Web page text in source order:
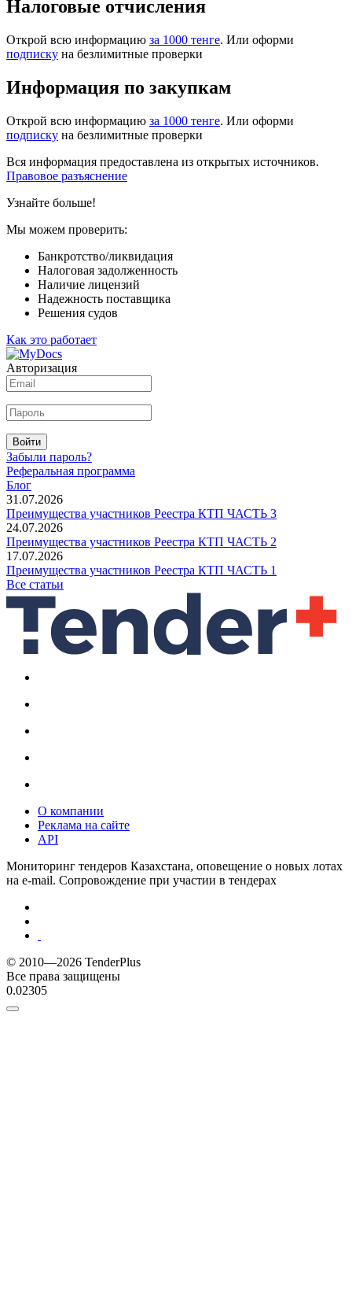
Налоговые отчисления
Открой всю информацию за 1000 тенге. Или оформи
подписку на безлимитные проверки
Информация по закупкам
Открой всю информацию за 1000 тенге. Или оформи
подписку на безлимитные проверки
Вся информация предоставлена из открытых источников.
Правовое разъяснение
Узнайте больше!
Мы можем проверить:
Банкротство/ликвидация
Налоговая задолженность
Наличие лицензий
Надежность поставщика
Решения судов
Как это работает
Авторизация
Войти
Забыли пароль?
Реферальная программа
Блог
31.07.2026
Преимущества участников Реестра КТП ЧАСТЬ 3
24.07.2026
Преимущества участников Реестра КТП ЧАСТЬ 2
17.07.2026
Преимущества участников Реестра КТП ЧАСТЬ 1
Все статьи
О компании
Реклама на сайте
API
Мониторинг тендеров Казахстана, оповещение о новых лотах
на e-mail. Сопровождение при участии в тендерах
© 2010—2026 TenderPlus
Все права защищены
0.02305